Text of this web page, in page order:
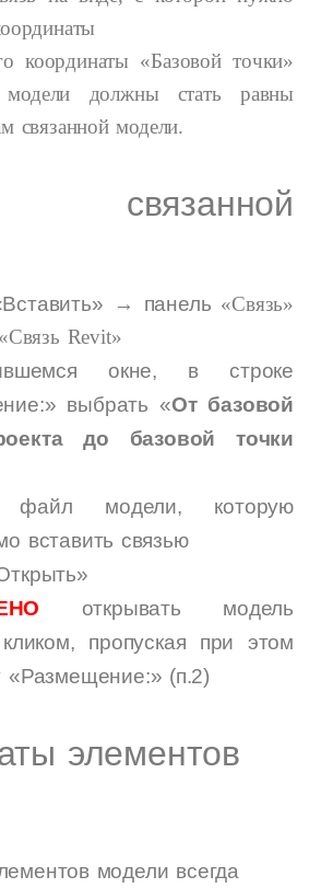
координаты «Базовой точки»
должны стать равны
связанной модели.
связанной
→ панель «Связь»
Revit»
окне, в строке
выбрать «От базовой
до базовой точки
файл модели, которую
вставить связью
открывать модель
пропуская при этом
«Размещение:» (п.2)
элементов
модели всегда